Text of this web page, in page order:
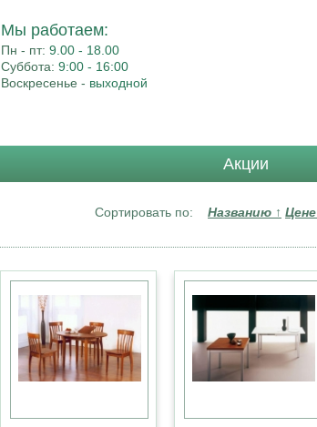
Мы работаем:
Пн - пт:9.00 - 18.00
Суббота:9:00 - 16:00
Воскресенье - выходной
Акции
Сортировать по: Названию ↑ Цене